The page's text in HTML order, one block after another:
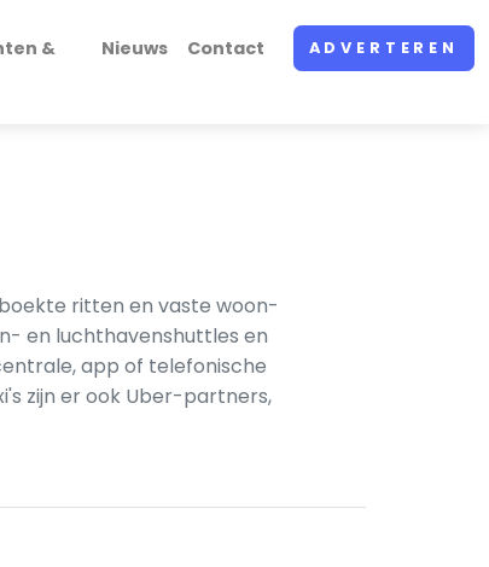
&
Nieuws Contact ADVERTEREN
ritten en vaste woon-
en luchthavenshuttles en
app of telefonische
zijn er ook Uber-partners,